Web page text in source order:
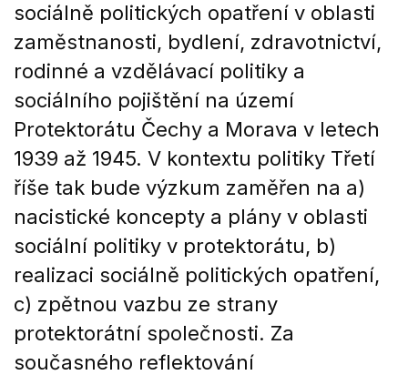
sociálně politických opatření v oblasti
zaměstnanosti, bydlení, zdravotnictví,
rodinné a vzdělávací politiky a
sociálního pojištění na území
Protektorátu Čechy a Morava v letech
1939 až 1945. V kontextu politiky Třetí
říše tak bude výzkum zaměřen na a)
nacistické koncepty a plány v oblasti
sociální politiky v protektorátu, b)
realizaci sociálně politických opatření,
c) zpětnou vazbu ze strany
protektorátní společnosti. Za
současného reflektování